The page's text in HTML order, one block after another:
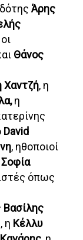
Άρης
Θάνος
Χαντζή, η
η
David
, ηθοποιοί
Σοφία
όπως
Βασίλης
η Κέλλυ